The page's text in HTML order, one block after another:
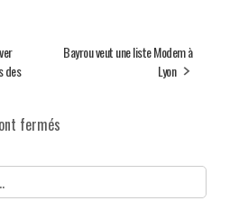
des
Bayrou veut une liste Modem à
Lyon
fermés